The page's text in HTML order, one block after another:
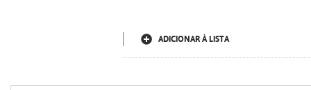
ADICIONAR À LISTA